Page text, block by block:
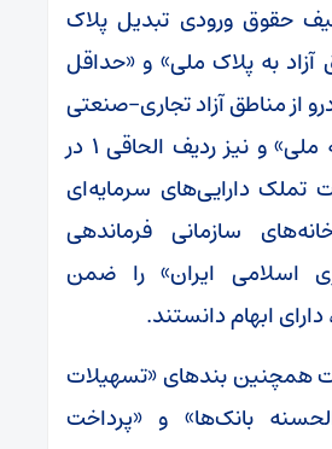
حقوق ورودی تبدیل پلاک
به پلاک ملی» و «حداقل
از مناطق آزاد تجاری-صنعتی
با تبدیل پلاک به ملی» و نیز ردیف الحاقی ۱ در
تملک دارایی‌های سرمایه‌ای
سازمانی فرماندهی
اسلامی ایران» را ضمن
ابهام دانستند.
همچنین بندهای «تسهیلات
بانک‌ها» و «پرداخت